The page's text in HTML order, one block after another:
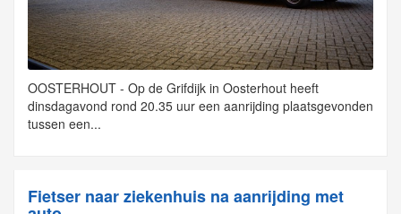
OOSTERHOUT - Op de Grifdijk in Oosterhout heeft
dinsdagavond rond 20.35 uur een aanrijding plaatsgevonden
tussen een...
Fietser naar ziekenhuis na aanrijding met